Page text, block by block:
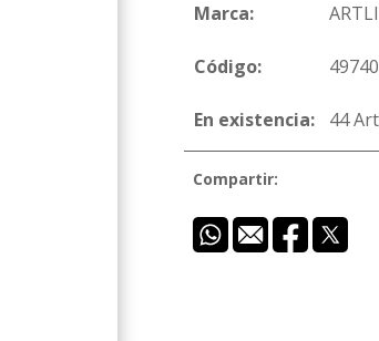
Marca:
Código:
En existencia: 44
Compartir: